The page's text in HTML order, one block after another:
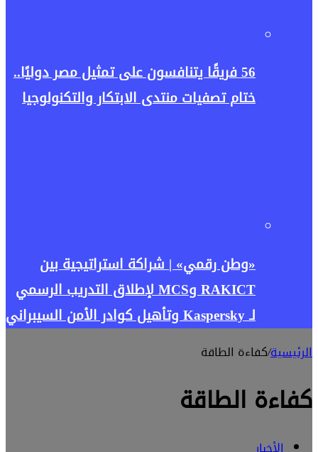
56 فريقًا يتنافسون على تمثيل مصر دوليًا..
ختام تصفيات منتدى الابتكار والتكنولوجيا
«وطن رقمي» | شراكة استراتيجية بين
RAKICT وMCS لإطلاق التدريب الرسمي
لـ Kaspersky وتأهيل كوادر الأمن السيبراني
الرئيسية/كفاءة الطاقة
كفاءة الطاقة